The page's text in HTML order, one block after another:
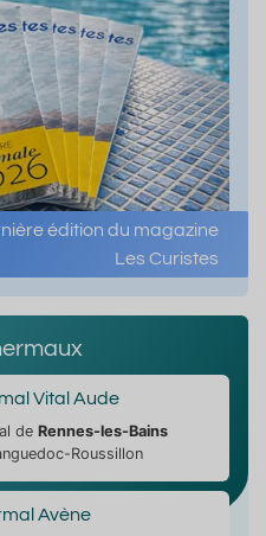
édition du magazine
Les Curistes
Vital Aude
de Rennes-les-Bains
Roussillon
Avène